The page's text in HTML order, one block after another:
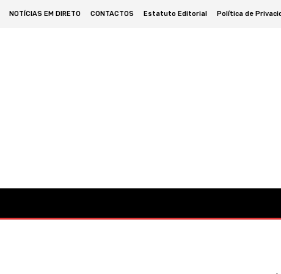
NOTÍCIAS EM DIRETO CONTACTOS Estatuto Editorial Política de